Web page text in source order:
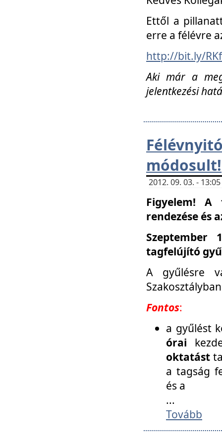
Ettől a
erre a félévre
http://bit.ly/
Aki már a
jelentkezési
módosult!
2012. 09. 03. -
Figyelem! A
rendezése és
Szeptember
tagfelújító
A gyűlésre
Fontos:
a gyűlést
órai
oktatást
a tagság
és a
...
Tovább